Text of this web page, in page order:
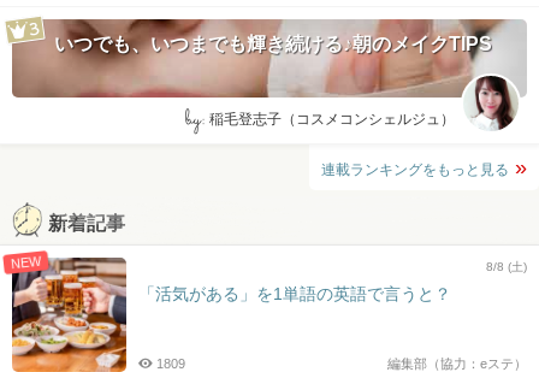
いつでも、いつまでも輝き続ける♪朝のメイクTIPS
by: 稲毛登志子（コスメコンシェルジュ）
連載ランキングをもっと見る
新着記事
NEW 8/8 (土)
「活気がある」を1単語の英語で言うと？
編集部（協力：eステ）
1809